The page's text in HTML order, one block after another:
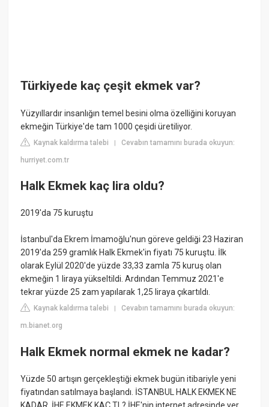
Türkiyede kaç çeşit ekmek var?
Yüzyıllardır insanlığın temel besini olma özelliğini koruyan
ekmeğin Türkiye'de tam 1000 çeşidi üretiliyor.
Kaynak kaldırma talebi |Cevabın tamamını burada okuyun:
hurriyet.com.tr
Halk Ekmek kaç lira oldu?
2019'da 75 kuruştu
İstanbul'da Ekrem İmamoğlu'nun göreve geldiği 23 Haziran
2019'da 259 gramlık Halk Ekmek'in fiyatı 75 kuruştu. İlk
olarak Eylül 2020'de yüzde 33,33 zamla 75 kuruş olan
ekmeğin 1 liraya yükseltildi. Ardından Temmuz 2021'e
tekrar yüzde 25 zam yapılarak 1,25 liraya çıkartıldı.
Kaynak kaldırma talebi |Cevabın tamamını burada okuyun:
m.bianet.org
Halk Ekmek normal ekmek ne kadar?
Yüzde 50 artışın gerçekleştiği ekmek bugün itibariyle yeni
fiyatından satılmaya başlandı. İSTANBUL HALK EKMEK NE